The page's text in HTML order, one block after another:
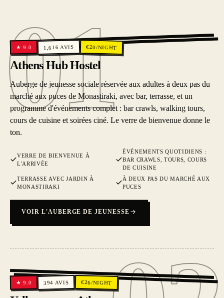
01
01
★9.0 1,616 AVIS €20/NIGHT
Athens Hub Hostel
Auberge de jeunesse sociale réservée aux adultes à deux pas du
marché aux puces de Monastiraki, avec bar, terrasse, et un
programme d'événements complet : bar crawls, walking tours,
cours de cuisine et soirées ciné. Le verre de bienvenue donne le
ton.
VERRE DE BIENVENUE À
L'ARRIVÉE
ÉVÉNEMENTS QUOTIDIENS :
BAR CRAWLS, TOURS, COURS
DE CUISINE
TERRASSE AVEC JARDIN À
MONASTIRAKI
À DEUX PAS DU MARCHÉ AUX
PUCES
VOIR L'AUBERGE DE JEUNESSE
02
★9.0 394 AVIS €26/NIGHT